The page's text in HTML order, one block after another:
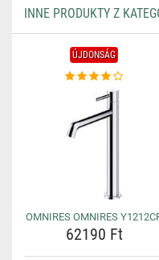
INNE PRODUKTY Z
ÚJDONSÁG
OMNIRES OMNIRES
62190 Ft